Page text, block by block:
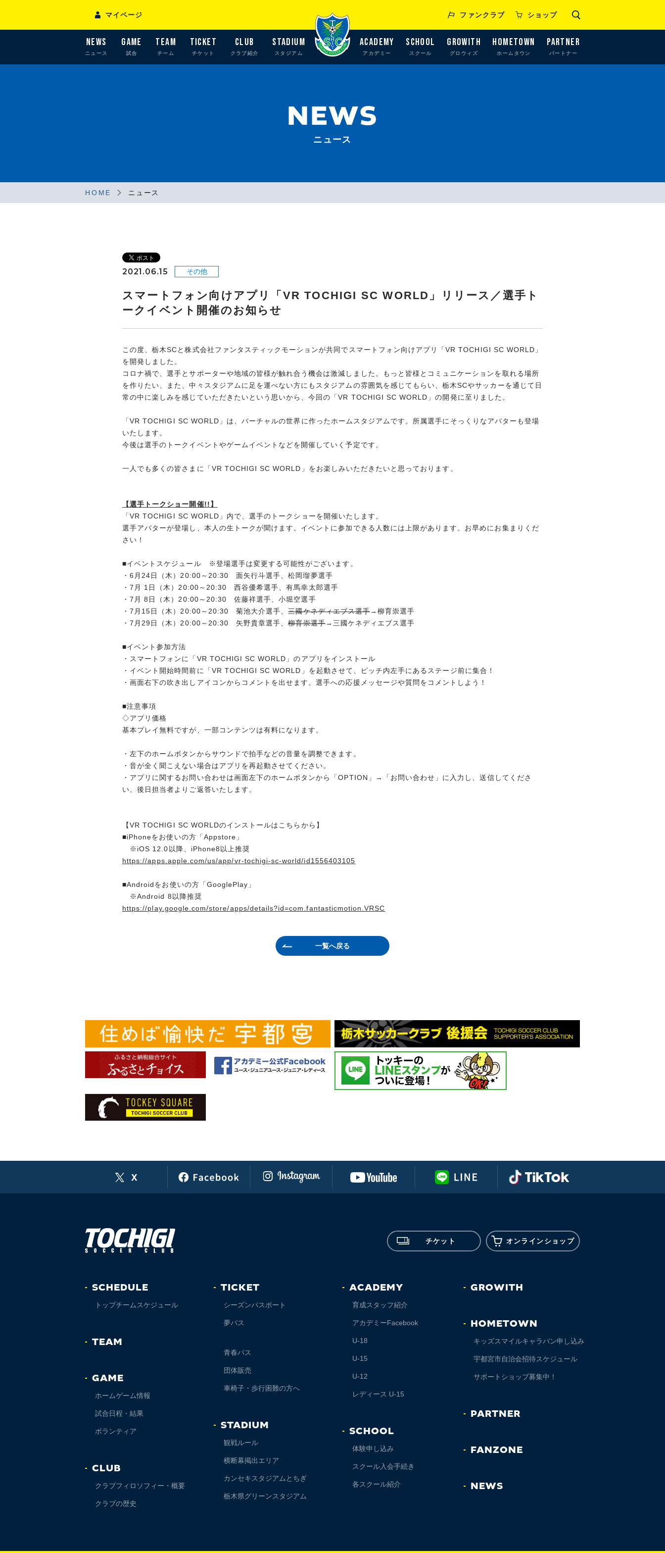
マイページ ファンクラブ ショップ
NEWS
ニュース
GAME
試合
TEAM
チーム
TICKET
チケット
CLUB
クラブ紹介
STADIUM
スタジアム
ACADEMY
アカデミー
SCHOOL
スクール
GROWITH
グロウィズ
HOMETOWN
ホームタウン
PARTNER
パートナー
NEWS
ニュース
HOME ニュース
2021.06.15 その他
スマートフォン向けアプリ「VR TOCHIGI SC WORLD」リリース／選手ト
ークイベント開催のお知らせ
この度、栃木SCと株式会社ファンタスティックモーションが共同でスマートフォン向けアプリ「VR TOCHIGI SC WORLD」
を開発しました。
コロナ禍で、選手とサポーターや地域の皆様が触れ合う機会は激減しました。もっと皆様とコミュニケーションを取れる場所
を作りたい、また、中々スタジアムに足を運べない方にもスタジアムの雰囲気を感じてもらい、栃木SCやサッカーを通じて日
常の中に楽しみを感じていただきたいという思いから、今回の「VR TOCHIGI SC WORLD」の開発に至りました。
「VR TOCHIGI SC WORLD」は、バーチャルの世界に作ったホームスタジアムです。所属選手にそっくりなアバターも登場
いたします。
今後は選手のトークイベントやゲームイベントなどを開催していく予定です。
一人でも多くの皆さまに「VR TOCHIGI SC WORLD」をお楽しみいただきたいと思っております。
【選手トークショー開催!!】
「VR TOCHIGI SC WORLD」内で、選手のトークショーを開催いたします。
選手アバターが登場し、本人の生トークが聞けます。イベントに参加できる人数には上限があります。お早めにお集まりくだ
さい！
■イベントスケジュール ※登場選手は変更する可能性がございます。
・6月24日（木）20:00～20:30 面矢行斗選手、松岡瑠夢選手
・7月 1日（木）20:00～20:30 西谷優希選手、有馬幸太郎選手
・7月 8日（木）20:00～20:30 佐藤祥選手、小堀空選手
・7月15日（木）20:00～20:30 菊池大介選手、三國ケネディエブス選手→柳育崇選手
・7月29日（木）20:00～20:30 矢野貴章選手、柳育崇選手→三國ケネディエブス選手
■イベント参加方法
・スマートフォンに「VR TOCHIGI SC WORLD」のアプリをインストール
・イベント開始時間前に「VR TOCHIGI SC WORLD」を起動させて、ピッチ内左手にあるステージ前に集合！
・画面右下の吹き出しアイコンからコメントを出せます。選手への応援メッセージや質問をコメントしよう！
■注意事項
◇アプリ価格
基本プレイ無料ですが、一部コンテンツは有料になります。
・左下のホームボタンからサウンドで拍手などの音量を調整できます。
・音が全く聞こえない場合はアプリを再起動させてください。
・アプリに関するお問い合わせは画面左下のホームボタンから「OPTION」→「お問い合わせ」に入力し、送信してくださ
い。後日担当者よりご返答いたします。
【VR TOCHIGI SC WORLDのインストールはこちらから】
■iPhoneをお使いの方「Appstore」
※iOS 12.0以降、iPhone8以上推奨
https://apps.apple.com/us/app/vr-tochigi-sc-world/id1556403105
■Androidをお使いの方「GooglePlay」
※Android 8以降推奨
https://play.google.com/store/apps/details?id=com.fantasticmotion.VRSC
一覧へ戻る
チケット オンラインショップ
SCHEDULE
トップチームスケジュール
TEAM
GAME
ホームゲーム情報
試合日程・結果
ボランティア
CLUB
クラブフィロソフィー・概要
クラブの歴史
TICKET
シーズンパスポート
夢パス
青春パス
団体販売
車椅子・歩行困難の方へ
STADIUM
観戦ルール
横断幕掲出エリア
カンセキスタジアムとちぎ
栃木県グリーンスタジアム
ACADEMY
育成スタッフ紹介
アカデミーFacebook
U-18
U-15
U-12
レディース U-15
SCHOOL
体験申し込み
スクール入会手続き
各スクール紹介
GROWITH
HOMETOWN
キッズスマイルキャラバン申し込み
宇都宮市自治会招待スケジュール
サポートショップ募集中！
PARTNER
FANZONE
NEWS